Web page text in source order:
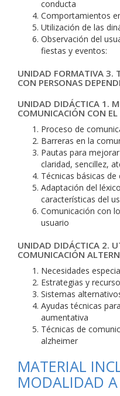
conducta
Comportamientos
Utilización de las
Observación del
fiestas y eventos:
UNIDAD FORMATIVA 3.
CON PERSONAS
UNIDAD DIDÁCTICA 1.
COMUNICACIÓN CON
Proceso de
Barreras en la
Pautas para
claridad, sencillez,
Técnicas básicas
Adaptación del
características del
Comunicación con
usuario
UNIDAD DIDÁCTICA 2.
COMUNICACIÓN
Necesidades
Estrategias y
Sistemas
Ayudas técnicas
aumentativa
Técnicas de
alzheimer
MATERIAL
MODALIDAD